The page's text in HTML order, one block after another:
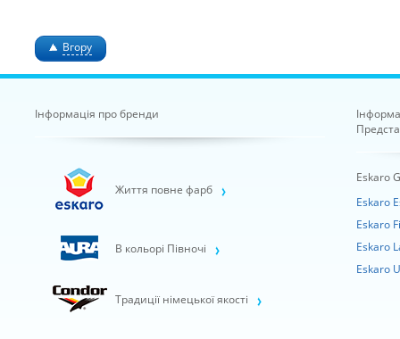
Вгору
Інформація про бренди
Життя повне фарб
В кольорі Півночі
Традиції німецької якості
Eskaro
Eskaro
Eskaro
Eskaro
Eskaro